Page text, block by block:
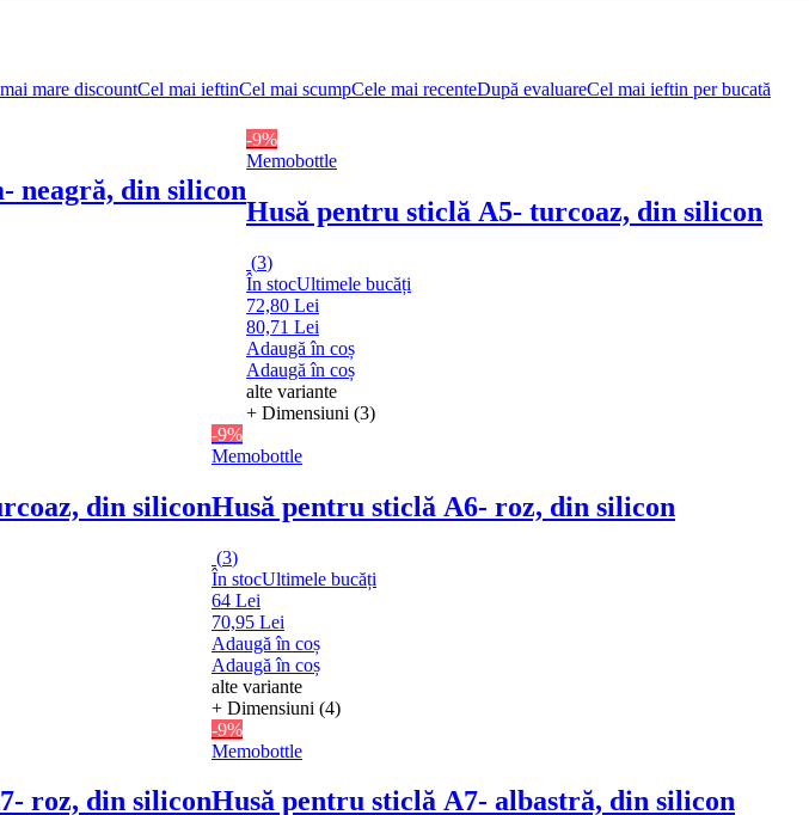
mare discountCel mai ieftinCel mai scumpCele mai recenteDupă evaluareCel mai ieftin per bucată
- neagră, din silicon
-9%
Memobottle
Husă pentru sticlă A5- turcoaz, din silicon
(3)
În stocUltimele bucăți
72,80 Lei
80,71 Lei
Adaugă în coș
Adaugă în coș
alte variante
+ Dimensiuni (3)
din silicon
-9%
Memobottle
Husă pentru sticlă A6- roz, din silicon
(3)
În stocUltimele bucăți
64 Lei
70,95 Lei
Adaugă în coș
Adaugă în coș
alte variante
+ Dimensiuni (4)
- roz, din silicon
-9%
Memobottle
Husă pentru sticlă A7- albastră, din silicon